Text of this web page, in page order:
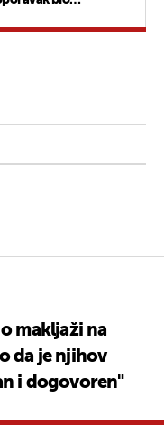
makljaži na
da je njihov
i dogovoren"